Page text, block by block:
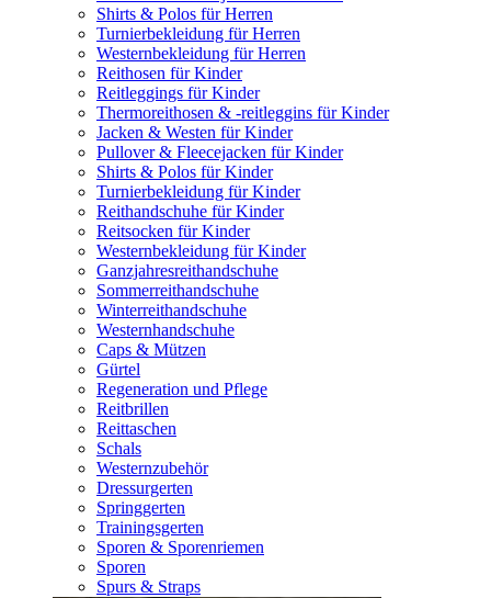
Shirts & Polos für Herren
Turnierbekleidung für Herren
Westernbekleidung für Herren
Reithosen für Kinder
Reitleggings für Kinder
Thermoreithosen & -reitleggins für Kinder
Jacken & Westen für Kinder
Pullover & Fleecejacken für Kinder
Shirts & Polos für Kinder
Turnierbekleidung für Kinder
Reithandschuhe für Kinder
Reitsocken für Kinder
Westernbekleidung für Kinder
Ganzjahresreithandschuhe
Sommerreithandschuhe
Winterreithandschuhe
Westernhandschuhe
Caps & Mützen
Gürtel
Regeneration und Pflege
Reitbrillen
Reittaschen
Schals
Westernzubehör
Dressurgerten
Springgerten
Trainingsgerten
Sporen & Sporenriemen
Sporen
Spurs & Straps